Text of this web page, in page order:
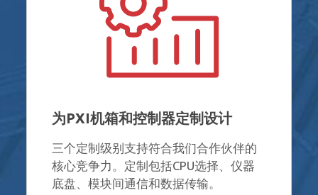
为PXI机箱和控制器定制设计
三个定制级别支持符合我们合作伙伴的
核心竞争力。定制包括CPU选择、仪器
底盘、模块间通信和数据传输。